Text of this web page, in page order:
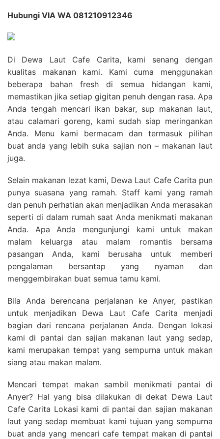
Hubungi VIA WA 081210912346
Di Dewa Laut Cafe Carita, kami senang dengan
kualitas makanan kami. Kami cuma menggunakan
beberapa bahan fresh di semua hidangan kami,
memastikan jika setiap gigitan penuh dengan rasa. Apa
Anda tengah mencari ikan bakar, sup makanan laut,
atau calamari goreng, kami sudah siap meringankan
Anda. Menu kami bermacam dan termasuk pilihan
buat anda yang lebih suka sajian non – makanan laut
juga.
Selain makanan lezat kami, Dewa Laut Cafe Carita pun
punya suasana yang ramah. Staff kami yang ramah
dan penuh perhatian akan menjadikan Anda merasakan
seperti di dalam rumah saat Anda menikmati makanan
Anda. Apa Anda mengunjungi kami untuk makan
malam keluarga atau malam romantis bersama
pasangan Anda, kami berusaha untuk memberi
pengalaman bersantap yang nyaman dan
menggembirakan buat semua tamu kami.
Bila Anda berencana perjalanan ke Anyer, pastikan
untuk menjadikan Dewa Laut Cafe Carita menjadi
bagian dari rencana perjalanan Anda. Dengan lokasi
kami di pantai dan sajian makanan laut yang sedap,
kami merupakan tempat yang sempurna untuk makan
siang atau makan malam.
Mencari tempat makan sambil menikmati pantai di
Anyer? Hal yang bisa dilakukan di dekat Dewa Laut
Cafe Carita Lokasi kami di pantai dan sajian makanan
laut yang sedap membuat kami tujuan yang sempurna
buat anda yang mencari cafe tempat makan di pantai